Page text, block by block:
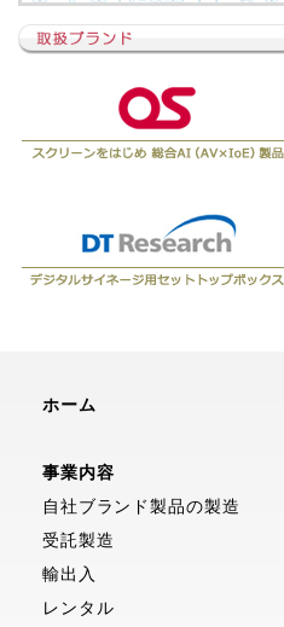
ホーム
事業内容
自社ブランド製品の製造
受託製造
輸出入
レンタル